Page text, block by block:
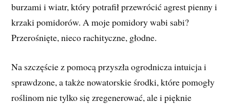
burzami i wiatr, który potrafił przewrócić agrest pienny i
krzaki pomidorów. A moje pomidory wabi sabi?
Przerośnięte, nieco rachityczne, głodne.
Na szczęście z pomocą przyszła ogrodnicza intuicja i
sprawdzone, a także nowatorskie środki, które pomogły
roślinom nie tylko się zregenerować, ale i pięknie